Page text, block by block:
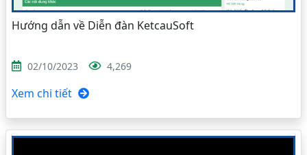
Hướng dẫn về Diễn đàn KetcauSoft
02/10/2023 4,269
Xem chi tiết